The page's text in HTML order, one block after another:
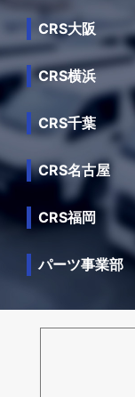
CRS大阪
CRS横浜
CRS千葉
CRS名古屋
CRS福岡
パーツ事業部